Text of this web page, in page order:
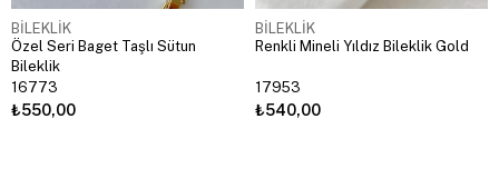
BİLEKLİK
Özel Seri Baget Taşlı Sütun
Bileklik
16773
₺550,00
BİLEKLİK
Renkli Mineli Yıldız Bileklik Gold
17953
₺540,00